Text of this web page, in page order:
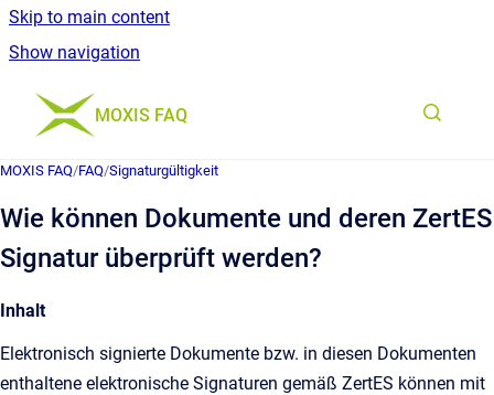
Skip to main content
Show navigation
Go to homepage
MOXIS FAQ
MOXIS FAQ/FAQ/Signaturgültigkeit
Wie können Dokumente und deren ZertES
Signatur überprüft werden?
Inhalt
Elektronisch signierte Dokumente bzw. in diesen Dokumenten
enthaltene elektronische Signaturen gemäß ZertES können mit